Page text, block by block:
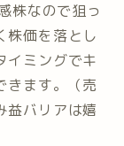
株なので狙っ
株価を落とし
イミングでキ
きます。（売
益バリアは嬉